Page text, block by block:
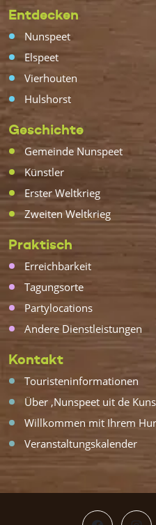
Entdecken
Nunspeet
Elspeet
Vierhouten
Hulshorst
Geschichte
Gemeinde Nunspeet
Künstler
Erster Weltkrieg
Zweiten Weltkrieg
Praktisch
Erreichbarkeit
Tagungsorte
Partylocations
Andere Dienstleistungen
Kontakt
Touristeninformationen
Über ‚Nunspeet uit de
Willkommen mit Ihrem
Veranstaltungskalender